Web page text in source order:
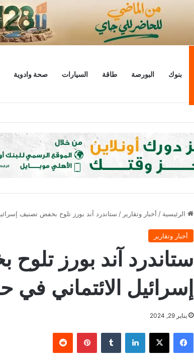
بنوك البورصة طاقة السيارات صحة وادوية
الرئيسية / أخبار وتقارير / ستاندرد آند بورز تلوح بخفض تصنيف
أخبار وتقارير
ستاندرد آند بورز
إسرائيل الائتماني
يناير 29, 2024
فيسبوك لينكدإن بينتيريست